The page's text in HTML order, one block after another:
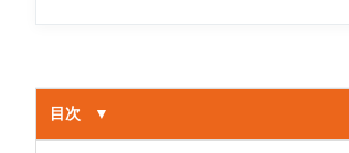
目次 ▼